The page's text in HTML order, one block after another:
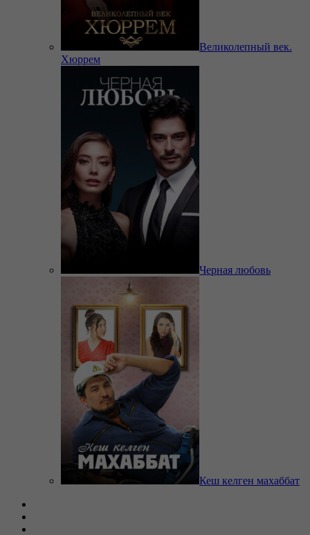
Великолепный век.
Хюррем
Черная любовь
Кеш келген махаббат